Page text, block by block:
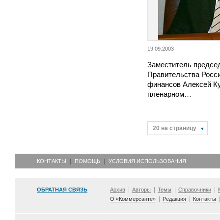
19.09.2003
Заместитель
Правительства
финансов Алексей
пленарном…
20 на страницу
КОНТАКТЫ ПОМОЩЬ УСЛОВИЯ ИСПОЛЬЗОВАНИЯ
ОБРАТНАЯ СВЯЗЬ Архив Авторы Темы Справочники
О «Коммерсанте»
Редакция Контакты